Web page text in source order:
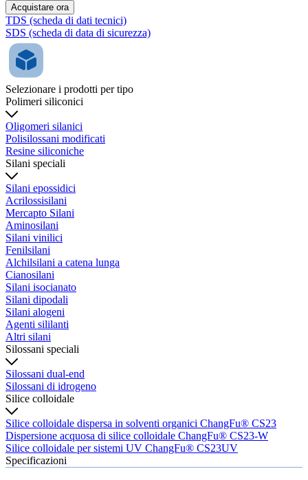
Acquistare ora
TDS (scheda di dati tecnici)
SDS (scheda di data di sicurezza)
Selezionare i prodotti per tipo
Polimeri siliconici
Oligomeri silanici
Polisilossani modificati
Resine siliconiche
Silani speciali
Silani epossidici
Acrilossisilani
Mercapto Silani
Aminosilani
Silani vinilici
Fenilsilani
Alchilsilani a catena lunga
Cianosilani
Silani isocianato
Silani dipodali
Silani alogeni
Agenti sililanti
Altri silani
Silossani speciali
Silossani dual-end
Silossani di idrogeno
Silice colloidale
Silice colloidale dispersa in solventi organici ChangFu® CS23
Dispersione acquosa di silice colloidale ChangFu® CS23-W
Silice colloidale per sistemi UV ChangFu® CS23UV
Specificazioni